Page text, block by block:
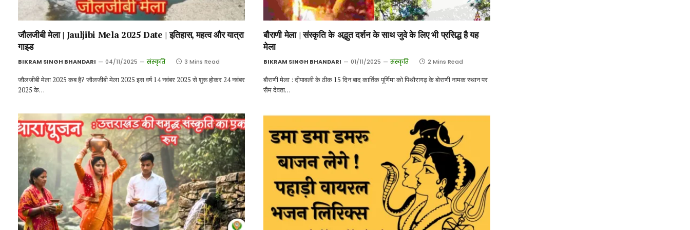
जौलजीबी मेला | Jauljibi Mela 2025 Date | इतिहास, महत्व और यात्रा
गाइड
BIKRAM SINGH BHANDARI 04/11/2025 संस्कृति 3 Mins Read
जौलजीबी मेला 2025 कब है? जौलजीबी मेला 2025 इस वर्ष 14 नवंबर 2025 से शुरू होकर 24 नवंबर
2025 के…
बौराणी मेला | संस्कृति के अद्भुत दर्शन के साथ जुवे के लिए भी प्रसिद्ध है यह
मेला
BIKRAM SINGH BHANDARI 01/11/2025 संस्कृति 2 Mins Read
बौराणी मेला : दीपावली के ठीक 15 दिन बाद कार्तिक पूर्णिमा को पिथौरागढ़ के बोराणी नामक स्थान पर
सैम देवता…